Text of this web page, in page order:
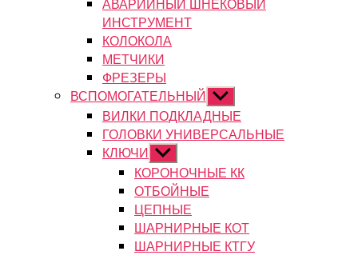
ИНСТРУМЕНТ
КОЛОКОЛА
МЕТЧИКИ
ФРЕЗЕРЫ
ВСПОМОГАТЕЛЬНЫЙ Показывать
подменю
ВИЛКИ ПОДКЛАДНЫЕ
ГОЛОВКИ УНИВЕРСАЛЬНЫЕ
КЛЮЧИ Показывать
подменю
КОРОНОЧНЫЕ КК
ОТБОЙНЫЕ
ЦЕПНЫЕ
ШАРНИРНЫЕ КОТ
ШАРНИРНЫЕ КТГУ